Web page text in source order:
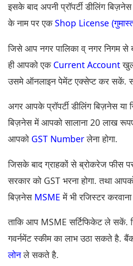
इसके बाद अपनी प्रॉपर्टी डीलिंग
के नाम पर एकShop License
जिसे आप नगर पालिका व् नगर निगम
ही आपको एक Current Account
उसमे ऑनलाइन पेमेंट एक्सेप्ट कर सकें.
अगर आपके प्रॉपर्टी डीलिंग बिज़नेस या
बिज़नेस में आपको सालाना 20 लाख रूपए
आपको GST Numberलेना होगा.
जिसके बाद ग्राहकों से ब्रोकरेज फीस
सरकार को GST भरना होगा. तथा
बिज़नेस MSMEमें भी रजिस्टर करवाना
ताकि आप MSME सर्टिफिकेट ले
गवर्नमेंट स्कीम का लाभ उठा सकते
लोनले सकते है.